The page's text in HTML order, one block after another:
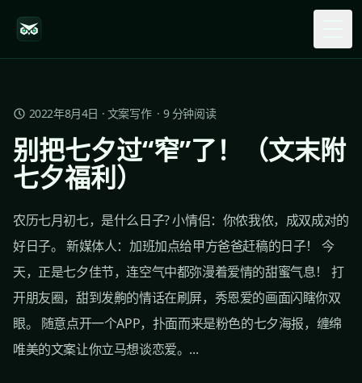
2022年8月4日 · 文案写作· 9分钟阅读
别把七夕过“窄”了！（文末附
七夕福利）
农历七月初七，是什么日子? 小情侣：你侬我侬，成双成对的
好日子。 新媒体人：加班加点给甲方爸爸赶稿的日子！ 今
天，正是七夕佳节，连空气中都弥漫着爱情的甜蜜气息！ 打
开朋友圈，甜到发齁的情话在刷屏，秀恩爱的画面闪瞎你双
眼。 随意点开一个APP，扑面而来是粉色的七夕海报，缠绵
唯美的文案让你立马想谈恋爱。...